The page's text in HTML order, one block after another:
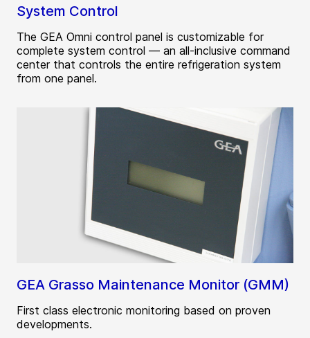
System Control
The GEA Omni control panel is customizable for
complete system control — an all-inclusive command
center that controls the entire refrigeration system
from one panel.
GEA Grasso Maintenance Monitor (GMM)
First class electronic monitoring based on proven
developments.